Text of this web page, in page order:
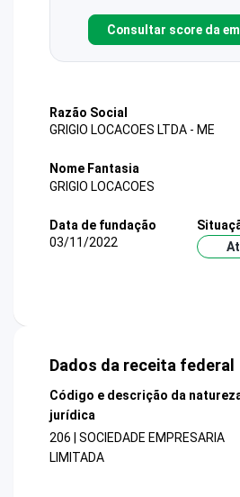
Consultar score da
Razão Social
GRIGIO LOCACOES LTDA - ME
Nome Fantasia
GRIGIO LOCACOES
Data de fundação
03/11/2022
Dados da receita federal
Código e descrição da
jurídica
206 | SOCIEDADE EMPRESARIA
LIMITADA